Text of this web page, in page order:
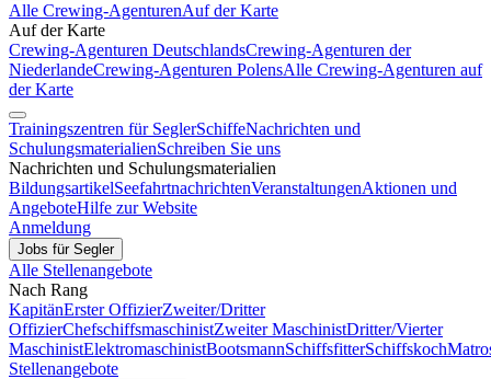
Alle Crewing-AgenturenAuf der Karte
Auf der Karte
Crewing-Agenturen DeutschlandsCrewing-Agenturen der
NiederlandeCrewing-Agenturen PolensAlle Crewing-Agenturen auf
der Karte
Trainingszentren für SeglerSchiffeNachrichten und
SchulungsmaterialienSchreiben Sie uns
Nachrichten und Schulungsmaterialien
BildungsartikelSeefahrtnachrichtenVeranstaltungenAktionen und
AngeboteHilfe zur Website
Anmeldung
Jobs für Segler
Alle Stellenangebote
Nach Rang
KapitänErster OffizierZweiter/Dritter
OffizierChefschiffsmaschinistZweiter MaschinistDritter/Vierter
MaschinistElektromaschinistBootsmannSchiffsfitterSchiffskoch
Stellenangebote